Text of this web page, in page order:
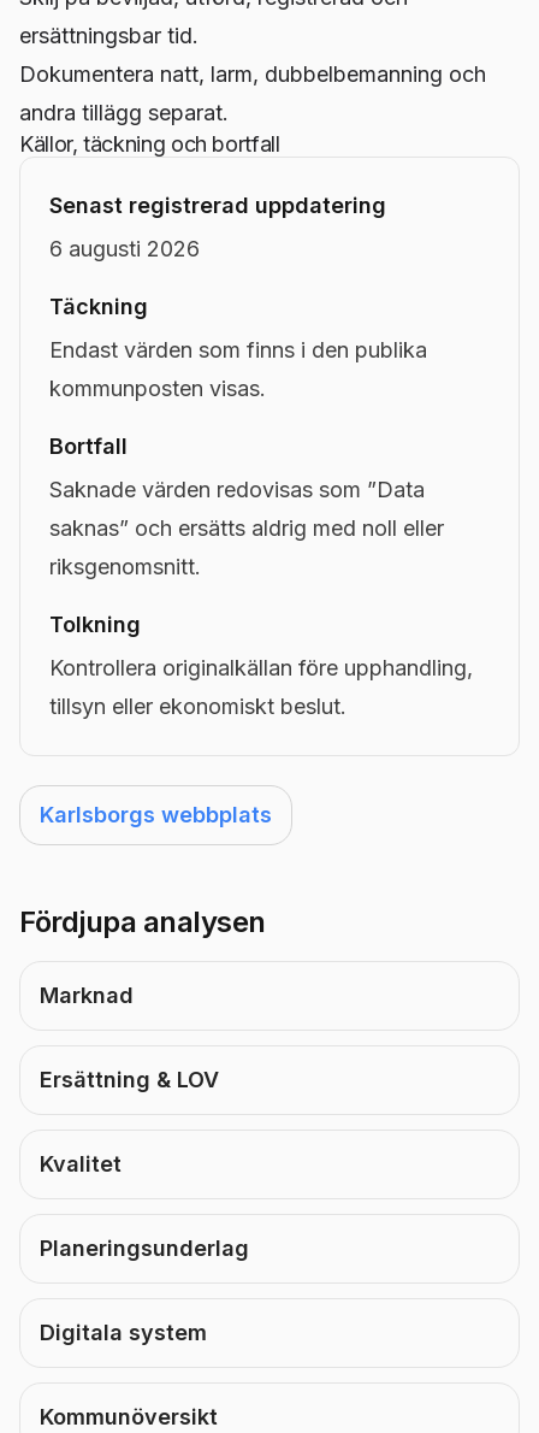
ersättningsbar tid.
Dokumentera natt, larm, dubbelbemanning och
andra tillägg separat.
Källor, täckning och bortfall
Senast registrerad uppdatering
6 augusti 2026
Täckning
Endast värden som finns i den publika
kommunposten visas.
Bortfall
Saknade värden redovisas som ”Data
saknas” och ersätts aldrig med noll eller
riksgenomsnitt.
Tolkning
Kontrollera originalkällan före upphandling,
tillsyn eller ekonomiskt beslut.
Karlsborgs webbplats
Fördjupa analysen
Marknad
Ersättning & LOV
Kvalitet
Planeringsunderlag
Digitala system
Kommunöversikt